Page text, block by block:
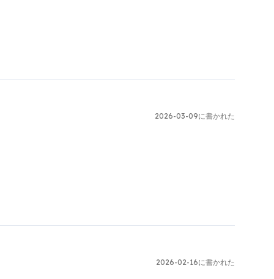
2026-03-09に書かれた
2026-02-16に書かれた